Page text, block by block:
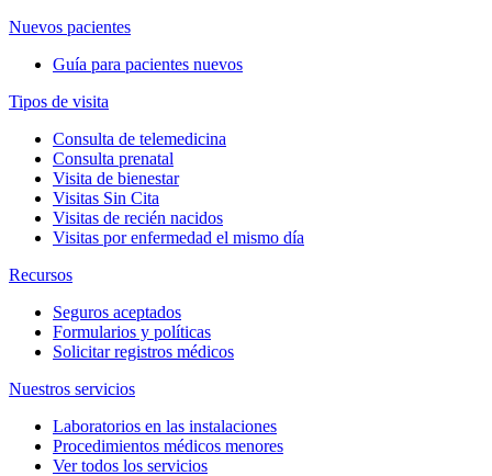
Nuevos pacientes
Guía para pacientes nuevos
Tipos de visita
Consulta de telemedicina
Consulta prenatal
Visita de bienestar
Visitas Sin Cita
Visitas de recién nacidos
Visitas por enfermedad el mismo día
Recursos
Seguros aceptados
Formularios y políticas
Solicitar registros médicos
Nuestros servicios
Laboratorios en las instalaciones
Procedimientos médicos menores
Ver todos los servicios